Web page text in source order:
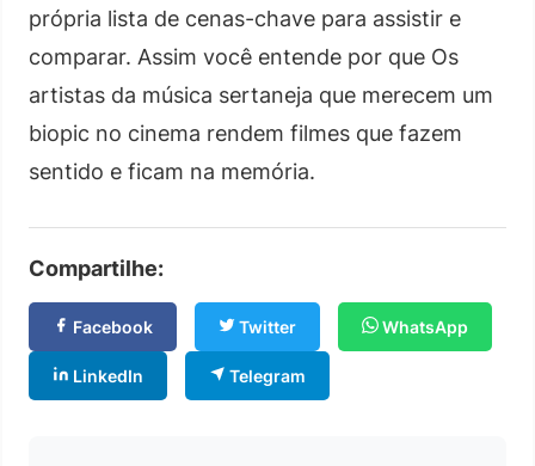
própria lista de cenas-chave para assistir e
comparar. Assim você entende por que Os
artistas da música sertaneja que merecem um
biopic no cinema rendem filmes que fazem
sentido e ficam na memória.
Compartilhe:
Facebook Twitter WhatsApp
LinkedIn Telegram